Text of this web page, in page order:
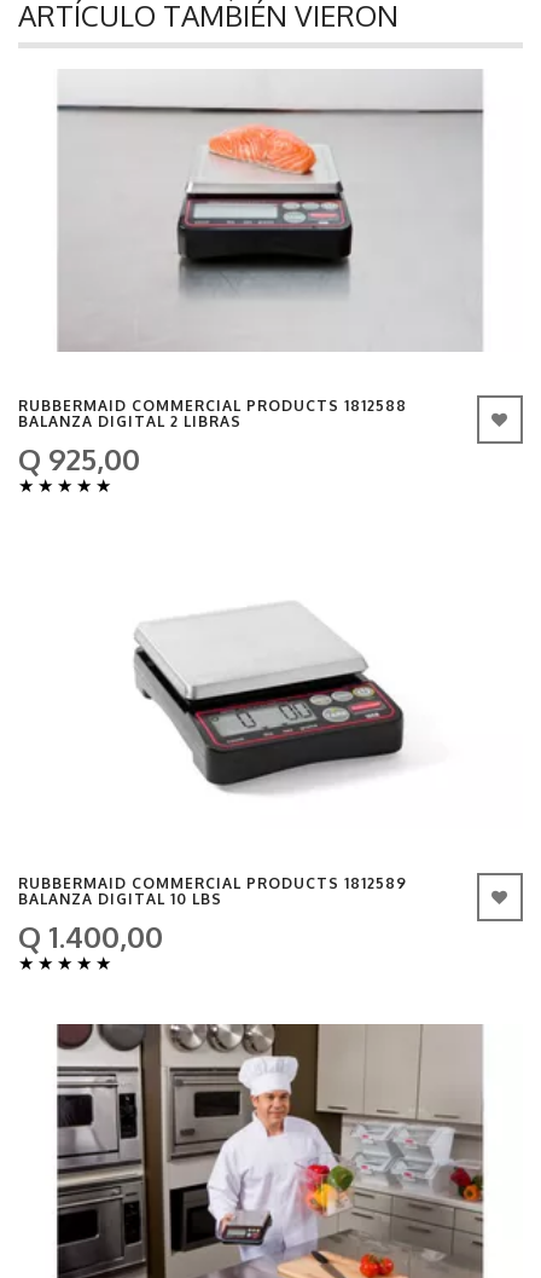
ARTÍCULO TAMBIÉN VIERON
RUBBERMAID COMMERCIAL PRODUCTS 1812588
BALANZA DIGITAL 2 LIBRAS
Q 925,00
★ ★ ★ ★ ★
RUBBERMAID COMMERCIAL PRODUCTS 1812589
BALANZA DIGITAL 10 LBS
Q 1.400,00
★ ★ ★ ★ ★